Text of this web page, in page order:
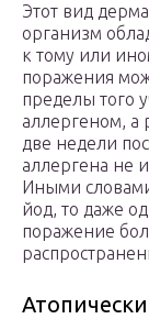
Этот вид
организм
к тому или
поражения
пределы того
аллергеном, а
две недели
аллергена не
Иными
йод, то даже
поражение